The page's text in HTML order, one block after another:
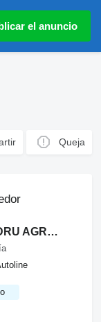
el anuncio
Queja
ROYAL DRU AGRO S.R.L.